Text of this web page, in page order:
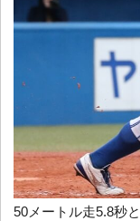
50メートル走5.8秒